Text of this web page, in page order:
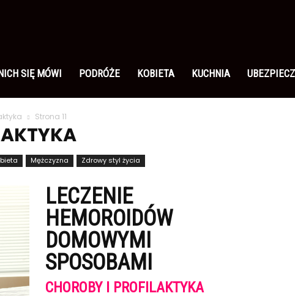
SIĘ MÓWI PODRÓŻE KOBIETA KUCHNIA
Strona 11
Mężczyzna Zdrowy styl życia
LECZENIE
HEMOROIDÓW
DOMOWYMI
SPOSOBAMI
CHOROBY I PROFILAKTYKA